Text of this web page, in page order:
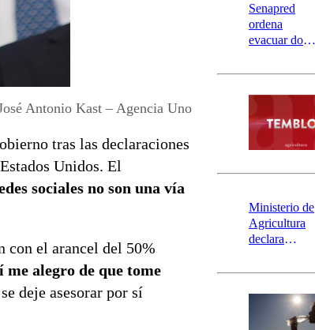
Antonio Kast – Agencia Uno
tras las declaraciones
Unidos. El
sociales no son una vía
con el arancel del 50%
me alegro de que tome
deje asesorar por sí
Senapred
ordena
evacuar dos
Carahue por
río Damas:
activa
mensajería
SAE
Ministerio de
Agricultura
declara
agrícola para